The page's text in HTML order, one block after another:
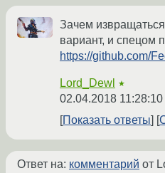
Зачем
вариант, и спецом
https://github.com/
Lord_Dewl ★
02.04.2018
Показать ответы
Ответ на: комментарий от